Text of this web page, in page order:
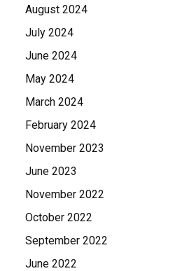
August 2024
July 2024
June 2024
May 2024
March 2024
February 2024
November 2023
June 2023
November 2022
October 2022
September 2022
June 2022